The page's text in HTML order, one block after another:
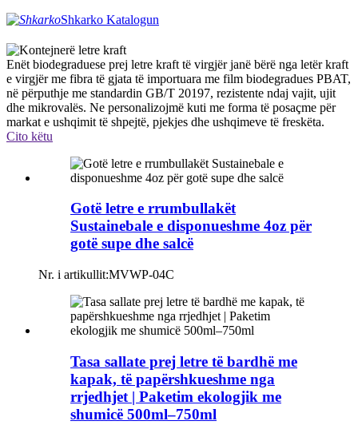
Shkarko Katalogun
Enët biodegraduese prej letre kraft të virgjër janë bërë nga letër kraft
e virgjër me fibra të gjata të importuara me film biodegradues PBAT,
në përputhje me standardin GB/T 20197, rezistente ndaj vajit, ujit
dhe mikrovalës. Ne personalizojmë kuti me forma të posaçme për
markat e ushqimit të shpejtë, pjekjes dhe ushqimeve të freskëta.
Cito këtu
Gotë letre e rrumbullakët
Sustainebale e disponueshme 4oz për
gotë supe dhe salcë
Nr. i artikullit:MVWP-04C
Tasa sallate prej letre të bardhë me
kapak, të papërshkueshme nga
rrjedhjet | Paketim ekologjik me
shumicë 500ml–750ml